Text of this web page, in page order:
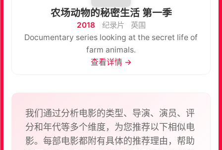
农场动物的秘密生活 第一季
2018 纪录片
英国
Documentary series looking at the secret life of
farm animals.
查看详情 →
我们通过分析电影的类型、导演、演员、评
分和年代等多个维度，为您推荐以下相似电
影。每部电影都附有具体的推荐理由，帮助